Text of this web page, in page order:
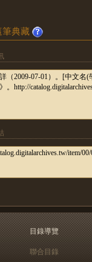
筆典藏
目錄導覽
聯合目錄